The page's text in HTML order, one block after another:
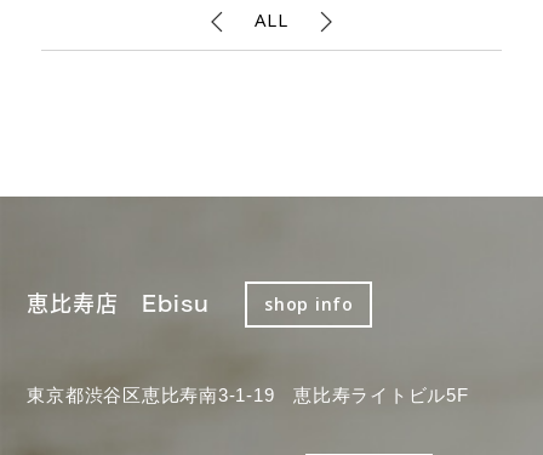
ALL
恵比寿店 Ebisu shop info
東京都渋谷区恵比寿南3-1-19 恵比寿ライトビル5F